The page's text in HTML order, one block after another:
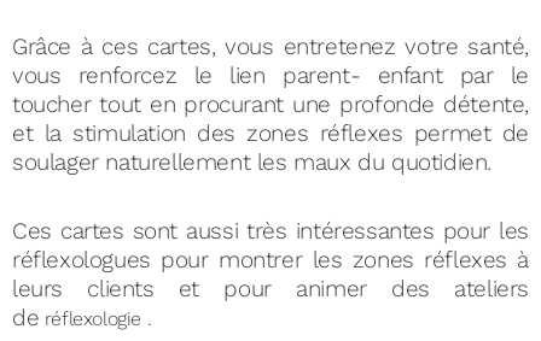
Grâce à ces cartes, vous entretenez votre santé,
vous renforcez le lien parent- enfant par le
toucher tout en procurant une profonde détente,
et la stimulation des zones réflexes permet de
soulager naturellement les maux du quotidien.
Ces cartes sont aussi très intéressantes pour les
réflexologues pour montrer les zones réflexes à
leurs clients et pour animer des ateliers
de réflexologie .